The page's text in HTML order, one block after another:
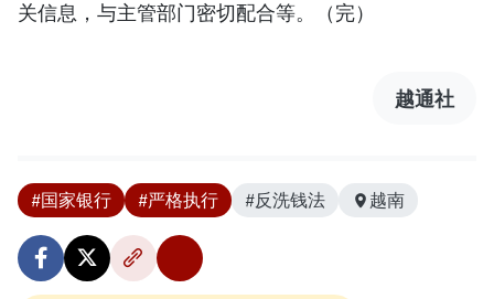
关信息，与主管部门密切配合等。（完）
越通社
#国家银行 #严格执行 #反洗钱法 越南